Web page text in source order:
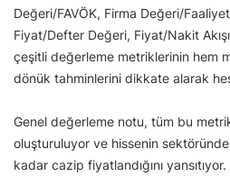
Değeri/FAVÖK, Firma Değeri/Faaliyet
Fiyat/Defter Değeri, Fiyat/Nakit
çeşitli değerleme metriklerinin hem
dönük tahminlerini dikkate alarak
Genel değerleme notu, tüm bu
oluşturuluyor ve hissenin
kadar cazip fiyatlandığını yansıtıyor.